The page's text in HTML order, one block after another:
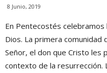
8 Junio, 2019
En Pentecostés
Dios. La primera comunidad
Señor, el don que Cristo les
contexto de la resurrección.